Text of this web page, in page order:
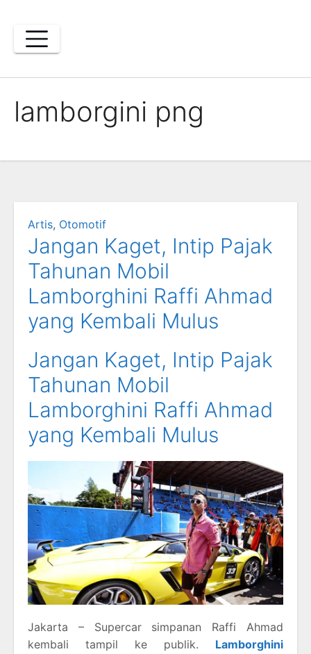
content
lamborgini png
Artis, Otomotif
Jangan Kaget, Intip Pajak
Tahunan Mobil
Lamborghini Raffi Ahmad
yang Kembali Mulus
Jangan Kaget, Intip Pajak
Tahunan Mobil
Lamborghini Raffi Ahmad
yang Kembali Mulus
Jakarta – Supercar simpanan Raffi Ahmad
kembali tampil ke publik. Lamborghini